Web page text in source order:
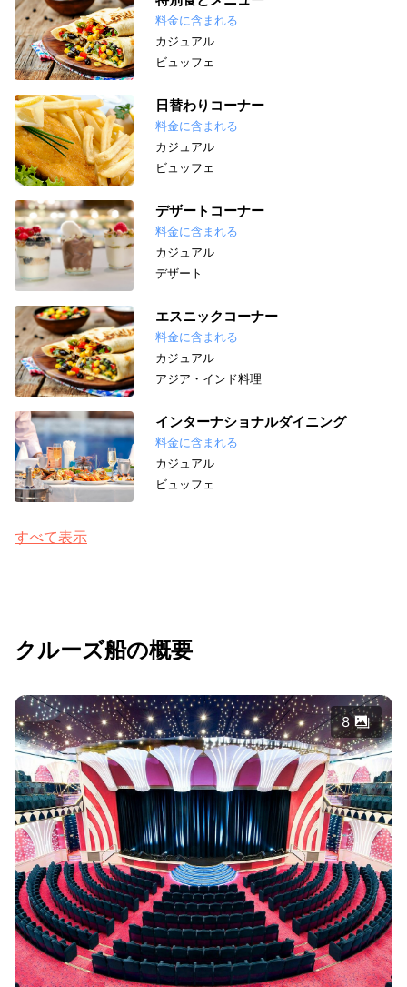
料金に含まれる
カジュアル
ビュッフェ
日替わりコーナー
料金に含まれる
カジュアル
ビュッフェ
デザートコーナー
料金に含まれる
カジュアル
デザート
エスニックコーナー
料金に含まれる
カジュアル
アジア・インド料理
インターナショナルダイニング
料金に含まれる
カジュアル
ビュッフェ
すべて表示
クルーズ船の概要
8